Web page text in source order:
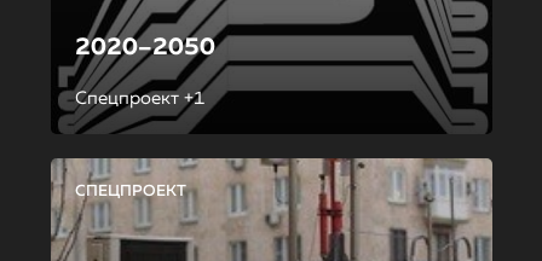
2020–2050
Спецпроект +1
СПЕЦПРОЕКТ